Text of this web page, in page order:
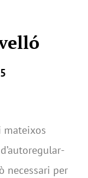
mateixos
necessari per